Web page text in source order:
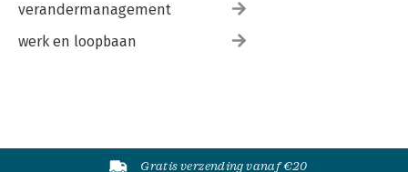
verandermanagement
werk en loopbaan
Gratis verzending vanaf €20